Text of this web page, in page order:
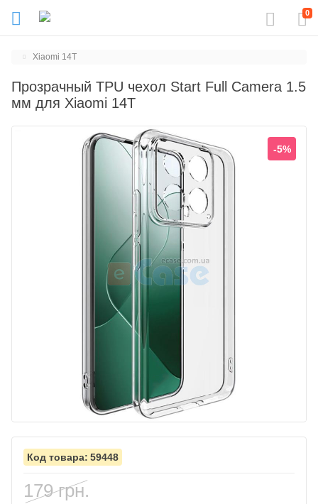
0
Xiaomi 14T
Прозрачный TPU чехол Start Full Camera 1.5
мм для Xiaomi 14T
-5%
59448
179 грн.